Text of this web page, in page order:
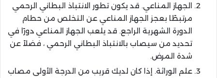
الجهاز المناعي. قد يكون تطور الانتباذ البطاني الرحمي
مرتبطًا بعجز الجهاز المناعي عن التخلص من حطام
الدورة الشهرية الراجع. قد يلعب الجهاز المناعي دورًا في
تحديد من سيصاب بالانتباذ البطاني الرحمي ، فضلاً عن
شدة المرض.
علم الوراثة. إذا كان لديك قريب من الدرجة الأولى مصاب